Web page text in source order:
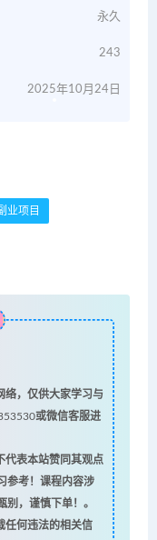
永久
243
2025年10月24日
业项目
，仅供大家学习与
或微信客服进
表本站赞同其观点
参考！课程内容涉
别，谨慎下单！。
任何违法的相关信